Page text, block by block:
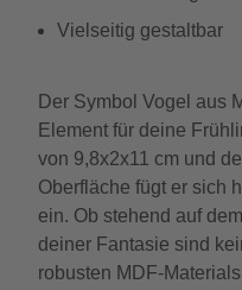
Vielseitig gestaltbar
Der Symbol Vogel aus
Element für deine
von 9,8x2x11 cm und
Oberfläche fügt er sich
ein. Ob stehend auf
deiner Fantasie sind
robusten MDF-